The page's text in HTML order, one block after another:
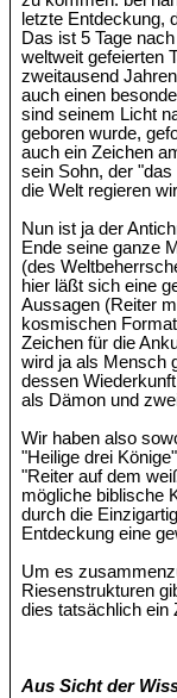
letzte Entdeckung,
Das ist 5 Tage
weltweit gefeierten
zweitausend
auch einen
sind seinem Licht
geboren wurde,
auch ein Zeichen
sein Sohn, der
die Welt regieren
Nun ist ja der
Ende seine ganze
(des
hier läßt sich eine
Aussagen (Reiter
kosmischen
Zeichen für die
wird ja als Mensch
dessen
als Dämon und
Wir haben also
"Heilige drei
"Reiter auf dem
mögliche biblische
durch die
Entdeckung eine
Um es
Riesenstrukturen
dies tatsächlich ein
Aus Sicht der